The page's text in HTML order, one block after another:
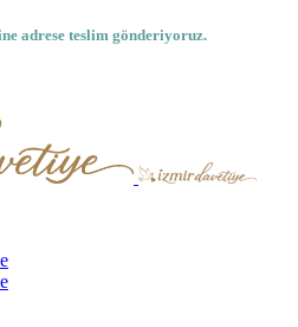
adrese teslim gönderiyoruz.